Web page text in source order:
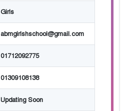
Girls
abmgirlshschool@gmail.com
01712092775
01309108138
Updating Soon